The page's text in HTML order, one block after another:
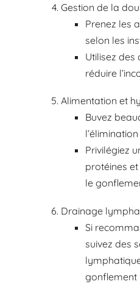
Gestion de la
Prenez les
selon les
Utilisez
réduire
Alimentation et
Buvez
Privilégiez
protéines
le
Drainage
Si
suivez des
gonflement